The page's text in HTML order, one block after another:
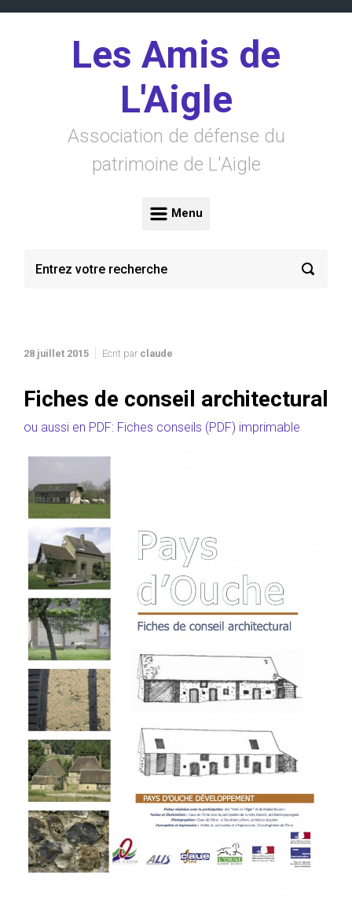
Les Amis de
L'Aigle
Association de défense du
patrimoine de L'Aigle
Menu
28 juillet 2015 Ecrit par claude
Fiches de conseil architectural
ou aussi en PDF: Fiches conseils (PDF) imprimable